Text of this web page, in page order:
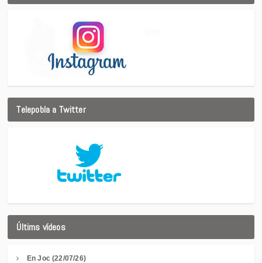
Telepobla a Twitter
Últims vídeos
En Joc (22/07/26)